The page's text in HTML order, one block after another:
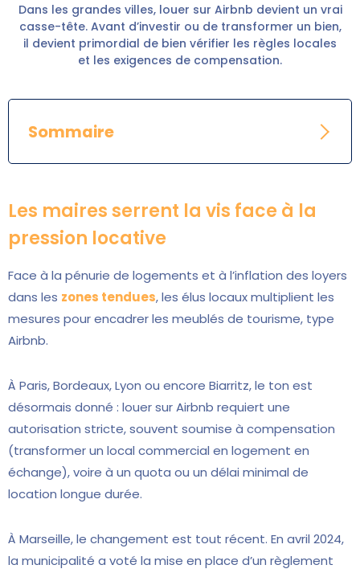
Dans les grandes villes, louer sur Airbnb devient un vrai
casse-tête. Avant d’investir ou de transformer un bien,
il devient primordial de bien vérifier les règles locales
et les exigences de compensation.
Sommaire
Les maires serrent la vis face à la
pression locative
Face à la pénurie de logements et à l’inflation des loyers
dans les zones tendues, les élus locaux multiplient les
mesures pour encadrer les meublés de tourisme, type
Airbnb.
À Paris, Bordeaux, Lyon ou encore Biarritz, le ton est
désormais donné : louer sur Airbnb requiert une
autorisation stricte, souvent soumise à compensation
(transformer un local commercial en logement en
échange), voire à un quota ou un délai minimal de
location longue durée.
À Marseille, le changement est tout récent. En avril 2024,
la municipalité a voté la mise en place d’un règlement